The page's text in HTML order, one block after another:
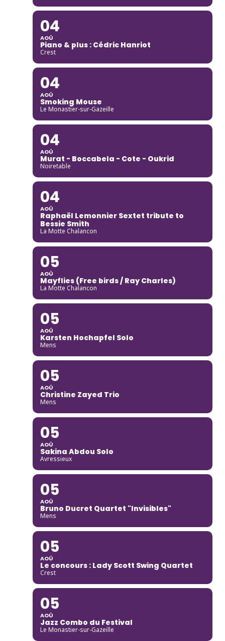
04
AOÛ
Piano & plus : Cédric Hanriot
Crest
04
AOÛ
Smoking Mouse
Le Monastier-sur-Gazeille
04
AOÛ
Murat - Boccabela - Cote - Oukrid
Noiretable
04
AOÛ
Raphaël Lemonnier Sextet tribute to
Bessie Smith
La Motte Chalancon
05
AOÛ
Mayflies (Free birds / Ray Charles)
La Motte Chalancon
05
AOÛ
Karsten Hochapfel Solo
Mens
05
AOÛ
Christine Zayed Trio
Mens
05
AOÛ
Sakina Abdou Solo
Avressieux
05
AOÛ
Bruno Ducret Quartet "Invisibles"
Mens
05
AOÛ
Le concours : Lady Scott Swing Quartet
Crest
05
AOÛ
Jazz Combo du Festival
Le Monastier-sur-Gazeille